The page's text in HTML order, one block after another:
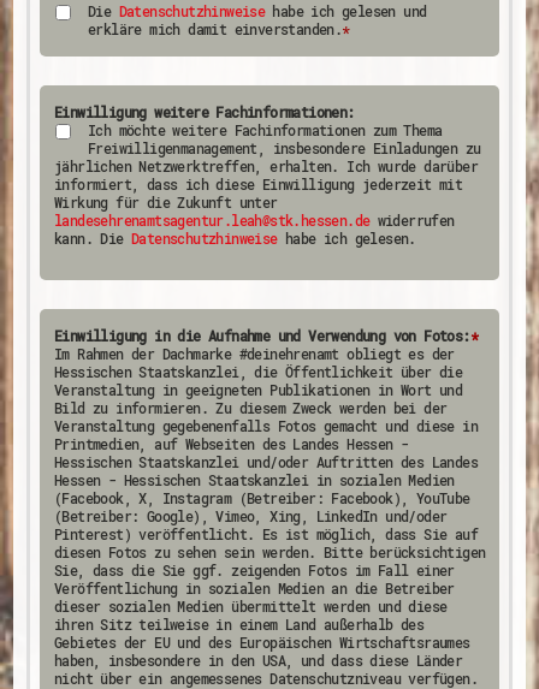
Die Datenschutzhinweisehabe ich gelesen und
erkläre mich damit einverstanden.*
Einwilligung weitere Fachinformationen:
Ich möchte weitere Fachinformationen zum Thema
Freiwilligenmanagement, insbesondere Einladungen zu
jährlichen Netzwerktreffen, erhalten. Ich wurde darüber
informiert, dass ich diese Einwilligung jederzeit mit
Wirkung für die Zukunft unter
landesehrenamtsagentur.leah@stk.hessen.dewiderrufen
kann. Die Datenschutzhinweisehabe ich gelesen.
Einwilligung in die Aufnahme und Verwendung von Fotos:*
Im Rahmen der Dachmarke #deinehrenamt obliegt es der
Hessischen Staatskanzlei, die Öffentlichkeit über die
Veranstaltung in geeigneten Publikationen in Wort und
Bild zu informieren. Zu diesem Zweck werden bei der
Veranstaltung gegebenenfalls Fotos gemacht und diese in
Printmedien, auf Webseiten des Landes Hessen -
Hessischen Staatskanzlei und/oder Auftritten des Landes
Hessen - Hessischen Staatskanzlei in sozialen Medien
(Facebook, X, Instagram (Betreiber: Facebook), YouTube
(Betreiber: Google), Vimeo, Xing, LinkedIn und/oder
Pinterest) veröffentlicht. Es ist möglich, dass Sie auf
diesen Fotos zu sehen sein werden. Bitte berücksichtigen
Sie, dass die Sie ggf. zeigenden Fotos im Fall einer
Veröffentlichung in sozialen Medien an die Betreiber
dieser sozialen Medien übermittelt werden und diese
ihren Sitz teilweise in einem Land außerhalb des
Gebietes der EU und des Europäischen Wirtschaftsraumes
haben, insbesondere in den USA, und dass diese Länder
nicht über ein angemessenes Datenschutzniveau verfügen.